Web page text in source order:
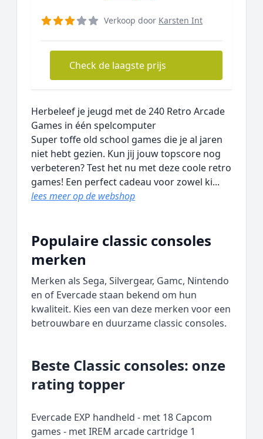
Verkoop door Karsten Int
Check de laagste prijs
Herbeleef je jeugd met de 240 Retro Arcade
Games in één spelcomputer
Super toffe old school games die je al jaren
niet hebt gezien. Kun jij jouw topscore nog
verbeteren? Test het nu met deze coole retro
games! Een perfect cadeau voor zowel ki...
lees meer op de webshop
Populaire classic consoles
merken
Merken als Sega, Silvergear, Gamc, Nintendo
en of Evercade staan bekend om hun
kwaliteit. Kies een van deze merken voor een
betrouwbare en duurzame classic consoles.
Beste Classic consoles: onze
rating topper
Evercade EXP handheld - met 18 Capcom
games - met IREM arcade cartridge 1